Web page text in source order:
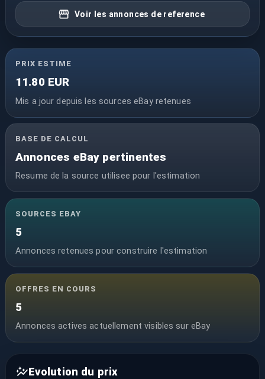
Voir les annonces de reference
PRIX ESTIME
11.80 EUR
Mis a jour depuis les sources eBay retenues
BASE DE CALCUL
Annonces eBay pertinentes
Resume de la source utilisee pour l'estimation
SOURCES EBAY
5
Annonces retenues pour construire l'estimation
OFFRES EN COURS
5
Annonces actives actuellement visibles sur eBay
Evolution du prix